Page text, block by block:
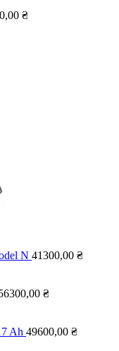
₴
N 41300,00 ₴
₴
Ah 49600,00 ₴